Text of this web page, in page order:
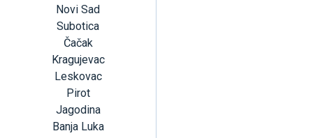
Novi Sad
Subotica
Čačak
Kragujevac
Leskovac
Pirot
Jagodina
Banja Luka